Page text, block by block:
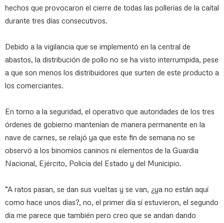
hechos que provocaron el cierre de todas las pollerías de la caítal
durante tres días consecutivos.
Debido a la vigilancia que se implementó en la central de
abastos, la distribución de pollo no se ha visto interrumpida, pese
a que son menos los distribuidores que surten de este producto a
los comerciantes.
En torno a la seguridad, el operativo que autoridades de los tres
órdenes de gobierno mantenían de manera permanente en la
nave de carnes, se relajó ya que este fin de semana no se
observó a los binomios caninos ni elementos de la Guardia
Nacional, Ejército, Policía del Estado y del Municipio.
“A ratos pasan, se dan sus vueltas y se van, ¿ya no están aquí
como hace unos días?, no, el primer día sí estuvieron, el segundo
día me parece que también pero creo que se andan dando